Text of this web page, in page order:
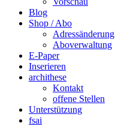
Blog
Shop / Abo
Adressänderung
Aboverwaltung
E-Paper
Inserieren
archithese
Kontakt
offene Stellen
Unterstützung
fsai